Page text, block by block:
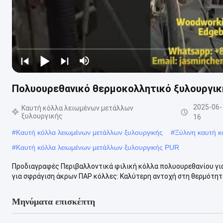
Πολυουρεθανικό θερμοκολλητικό
Καυτή κόλλα λειωμένων μετάλλων
ξυλουργικής
2025-06-
16
#Καυτή κόλλα λειωμένων μετάλλων ξυλουργικής #Ξύλινη καυτή
#Καυτή κόλλα λειωμένων μετάλλων ξυλουργικής PUR
Προδιαγραφές Περιβαλλοντικά φιλική κόλλα πολυουρεθανίου
για σφράγιση άκρων ΠΑΡ κόλλες: Καλύτερη αντοχή στη
Μηνύματα επισκέπτη